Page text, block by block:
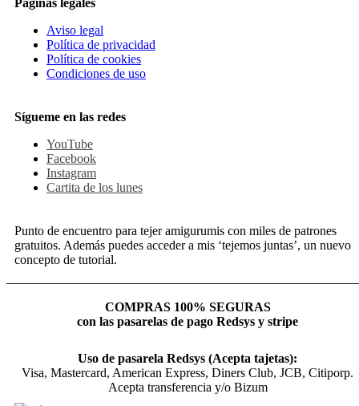
Aviso legal
Política de privacidad
Política de cookies
Condiciones de uso
Sígueme en las redes
YouTube
Facebook
Instagram
Cartita de los lunes
Punto de encuentro para tejer amigurumis con miles de patrones
gratuitos. Además puedes acceder a mis ‘tejemos juntas’, un nuevo
concepto de tutorial.
COMPRAS 100% SEGURAS
con las pasarelas de pago Redsys y stripe
Uso de pasarela Redsys (Acepta tajetas):
Visa, Mastercard, American Express, Diners Club, JCB, Citiporp.
Acepta transferencia y/o Bizum